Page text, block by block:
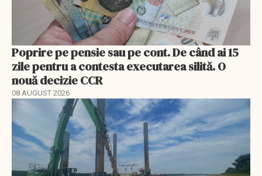
Poprire pe pensie sau pe cont. De când ai 15
zile pentru a contesta executarea silită. O
nouă decizie CCR
08 AUGUST 2026